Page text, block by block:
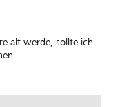
alt werde, sollte ich